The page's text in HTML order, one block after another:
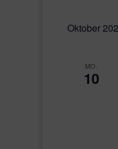
Oktober
MO.
10